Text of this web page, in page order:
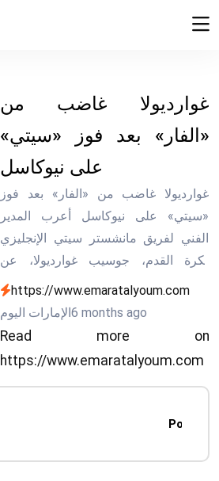
غوارديولا غاضب من
«الفار» بعد فوز «سيتي»
على نيوكاسل
غوارديولا غاضب من «الفار» بعد فوز
«سيتي» على نيوكاسل أعرب المدير
الفني لفريق مانشستر سيتي الإنجليزي
لكرة القدم، جوسيب غوارديولا، عن
شعوره بالإحباط من عدم اتساق قرارات
تقنية حكم الفيديو المساعد (الفار)، وذلك
عقب فوز فريقه 2 -صفر على نيوكاسل
المحترفة.وذكرت وكالة الأنباء البريطا
https://www.emaratalyoum.com
الإمارات اليوم6 months ago
Read more on
https://www.emaratalyoum.com
Post